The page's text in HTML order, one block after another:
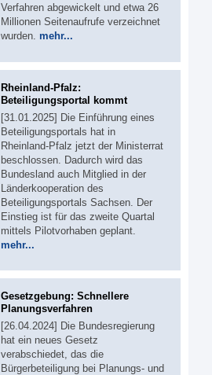
Verfahren abgewickelt und etwa 26
Millionen Seitenaufrufe verzeichnet
wurden. mehr...
Rheinland-Pfalz:
Beteiligungsportal kommt
[31.01.2025] Die Einführung eines
Beteiligungsportals hat in
Rheinland-Pfalz jetzt der Ministerrat
beschlossen. Dadurch wird das
Bundesland auch Mitglied in der
Länderkooperation des
Beteiligungsportals Sachsen. Der
Einstieg ist für das zweite Quartal
mittels Pilotvorhaben geplant.
mehr...
Gesetzgebung: Schnellere
Planungsverfahren
[26.04.2024] Die Bundesregierung
hat ein neues Gesetz
verabschiedet, das die
Bürgerbeteiligung bei Planungs- und